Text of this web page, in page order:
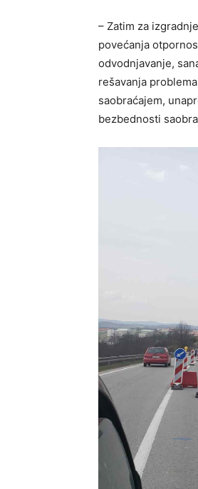
– Zatim za
povećanja
odvodnjavanje,
rešavanja
saobraćajem,
bezbednosti